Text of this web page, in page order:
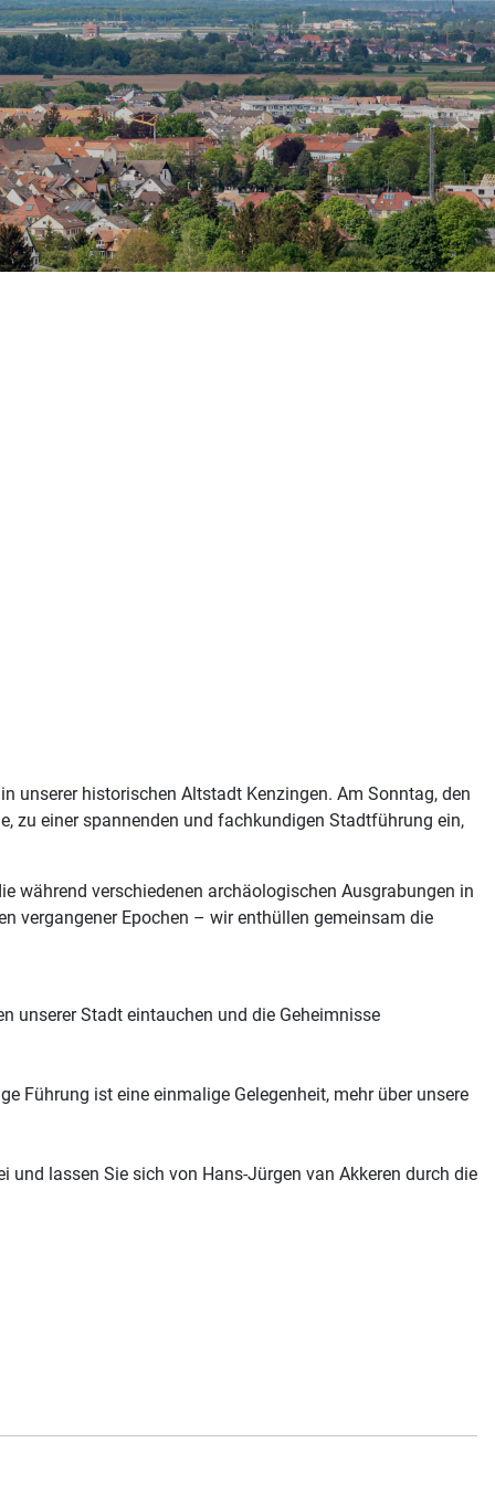
unserer historischen Altstadt Kenzingen. Am Sonntag, den
zu einer spannenden und fachkundigen Stadtführung ein,
während verschiedenen archäologischen Ausgrabungen in
vergangener Epochen – wir enthüllen gemeinsam die
unserer Stadt eintauchen und die Geheimnisse
Führung ist eine einmalige Gelegenheit, mehr über unsere
lassen Sie sich von Hans-Jürgen van Akkeren durch die